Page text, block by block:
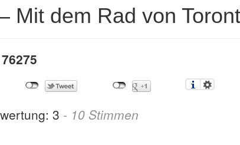
Mit dem Rad von
76275
3 - 10 Stimmen